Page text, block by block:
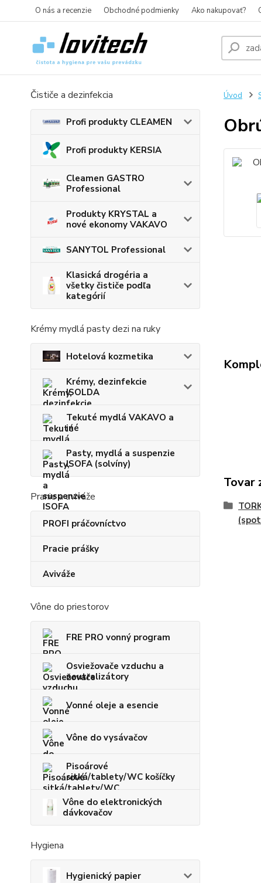
O nás a recenzie Obchodné podmienky Ako nakupovať?
Čističe a dezinfekcia
Profi produkty CLEAMEN
Profi produkty KERSIA
Cleamen GASTRO
Professional
Produkty KRYSTAL a
nové ekonomy VAKAVO
SANYTOL Professional
Klasická drogéria a
všetky čističe podľa
kategórií
Krémy mydlá pasty dezi na ruky
Hotelová kozmetika
Krémy, dezinfekcie
ISOLDA
Tekuté mydlá VAKAVO a
iné
Pasty, mydlá a suspenzie
ISOFA (solvíny)
Pranie a aviváže
PROFI práčovníctvo
Pracie prášky
Aviváže
Vône do priestorov
FRE PRO vonný program
Osviežovače vzduchu a
neutralizátory
Vonné oleje a esencie
Vône do vysávačov
Pisoárové
sitká/tablety/WC košíčky
Vône do elektronických
dávkovačov
Hygiena
Hygienický papier
Úvod
Tovar